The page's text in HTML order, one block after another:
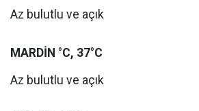
Az bulutlu ve açık
MARDİN °C, 37°C
Az bulutlu ve açık